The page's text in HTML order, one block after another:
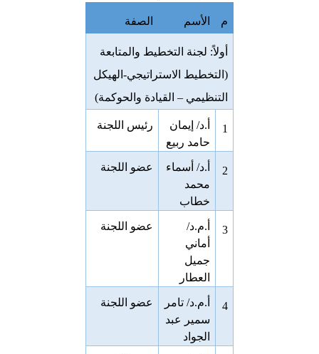
م الأسم الصفة
أولاً: لجنة التخطيط والمتابعة
(التخطيط الاستراتيجي-الهيكل
التنظيمي – القيادة والحوكمة)
1
أ.د/ إيمان
حامد ربيع
رئيس اللجنة
2
أ.د/ أسماء
محمد
خطاب
عضو اللجنة
3
أ.م.د/
أماني
جميل
العطار
عضو اللجنة
4
أ.م.د/ تامر
سمير عبد
الجواد
عضو اللجنة